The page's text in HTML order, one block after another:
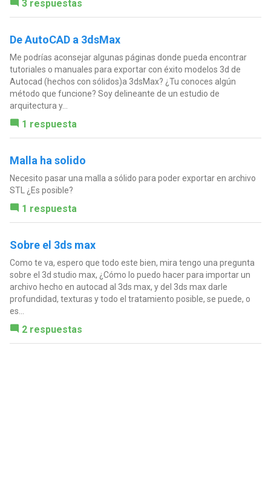
3 respuestas
De AutoCAD a 3dsMax
Me podrías aconsejar algunas páginas donde pueda encontrar
tutoriales o manuales para exportar con éxito modelos 3d de
Autocad (hechos con sólidos)a 3dsMax? ¿Tu conoces algún
método que funcione? Soy delineante de un estudio de
arquitectura y...
1 respuesta
Malla ha solido
Necesito pasar una malla a sólido para poder exportar en archivo
STL ¿Es posible?
1 respuesta
Sobre el 3ds max
Como te va, espero que todo este bien, mira tengo una pregunta
sobre el 3d studio max, ¿Cómo lo puedo hacer para importar un
archivo hecho en autocad al 3ds max, y del 3ds max darle
profundidad, texturas y todo el tratamiento posible, se puede, o
es...
2 respuestas